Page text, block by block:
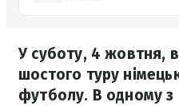
У суботу, 4 жовтня,
шостого туру
футболу. В одному з